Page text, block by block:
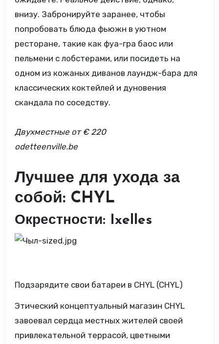
внизу. Забронируйте заранее, чтобы
попробовать блюда фьюжн в уютном
ресторане, такие как фуа-гра баос или
пельмени с лобстерами, или посидеть на
одном из кожаных диванов лаундж-бара для
классических коктейлей и дуновения
скандала по соседству.
Двухместные от € 220
odetteenville.be
Лучшее для ухода за
собой: CHYL
Окрестности: Ixelles
Подзарядите свои батареи в CHYL (CHYL)
Этический концептуальный магазин CHYL
завоевал сердца местных жителей своей
привлекательной террасой, цветными